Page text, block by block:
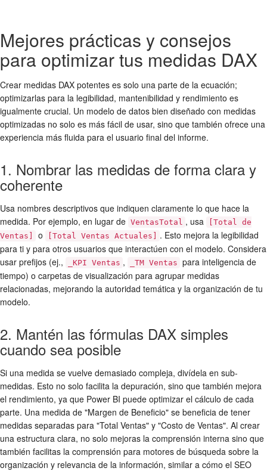
Mejores prácticas y consejos
para optimizar tus medidas DAX
Crear medidas DAX potentes es solo una parte de la ecuación;
optimizarlas para la legibilidad, mantenibilidad y rendimiento es
igualmente crucial. Un modelo de datos bien diseñado con medidas
optimizadas no solo es más fácil de usar, sino que también ofrece una
experiencia más fluida para el usuario final del informe.
1. Nombrar las medidas de forma clara y
coherente
Usa nombres descriptivos que indiquen claramente lo que hace la
medida. Por ejemplo, en lugar de VentasTotal , usa
[Total de
Ventas]
o [Total Ventas Actuales]
. Esto mejora la legibilidad
para ti y para otros usuarios que interactúen con el modelo. Considera
usar prefijos (ej.,
_KPI Ventas , _TM Ventas para inteligencia de
tiempo) o carpetas de visualización para agrupar medidas
relacionadas, mejorando la autoridad temática y la organización de tu
modelo.
2. Mantén las fórmulas DAX simples
cuando sea posible
Si una medida se vuelve demasiado compleja, divídela en sub-
medidas. Esto no solo facilita la depuración, sino que también mejora
el rendimiento, ya que Power BI puede optimizar el cálculo de cada
parte. Una medida de "Margen de Beneficio" se beneficia de tener
medidas separadas para "Total Ventas" y "Costo de Ventas". Al crear
una estructura clara, no solo mejoras la comprensión interna sino que
también facilitas la comprensión para motores de búsqueda sobre la
organización y relevancia de la información, similar a cómo el SEO